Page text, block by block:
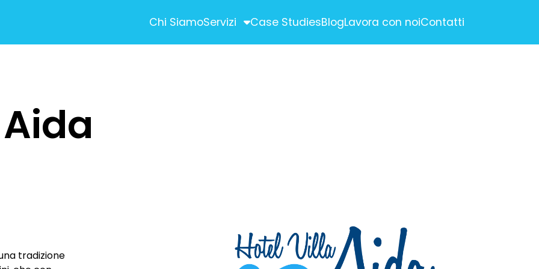
Chi SiamoServizi Case StudiesBlogLavora con noiContatti
Shooting Fotografici
tradizione